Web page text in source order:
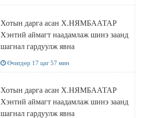
Хотын дарга асан Х.НЯМБААТАР
Хэнтий аймагт наадамлаж шинэ заанд
шагнал гардуулж явна
Өчигдөр 17 цаг 57 мин
Хотын дарга асан Х.НЯМБААТАР
Хэнтий аймагт наадамлаж шинэ заанд
шагнал гардуулж явна